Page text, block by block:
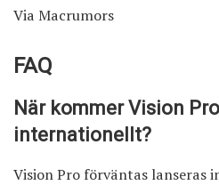
Via Macrumors
FAQ
När kommer Vision
internationellt?
Vision Pro förväntas